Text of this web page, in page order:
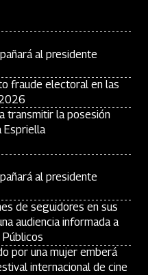
al presidente
fraude electoral en las
transmitir la posesión
Espriella
al presidente
de seguidores en sus
audiencia informada a
por una mujer emberá
internacional de cine